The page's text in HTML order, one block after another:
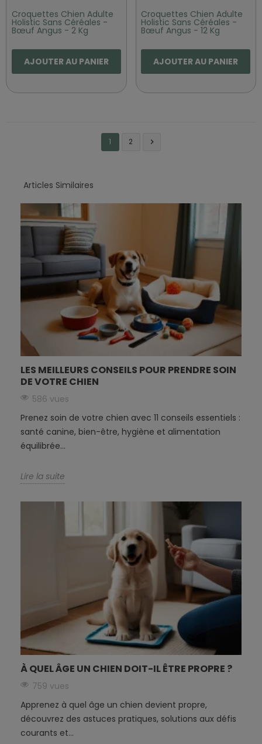
Croquettes Chien Adulte
Holistic Sans Céréales -
Bœuf Angus - 2 Kg
AJOUTER AU PANIER
Croquettes Chien Adulte
Holistic Sans Céréales -
Bœuf Angus - 12 Kg
AJOUTER AU PANIER
1 2 
Articles Similaires
LES MEILLEURS CONSEILS POUR PRENDRE SOIN
DE VOTRE CHIEN
586 vues
Prenez soin de votre chien avec 11 conseils essentiels :
santé canine, bien-être, hygiène et alimentation
équilibrée...
Lire la suite
À QUEL ÂGE UN CHIEN DOIT-IL ÊTRE PROPRE ?
759 vues
Apprenez à quel âge un chien devient propre,
découvrez des astuces pratiques, solutions aux défis
courants et...